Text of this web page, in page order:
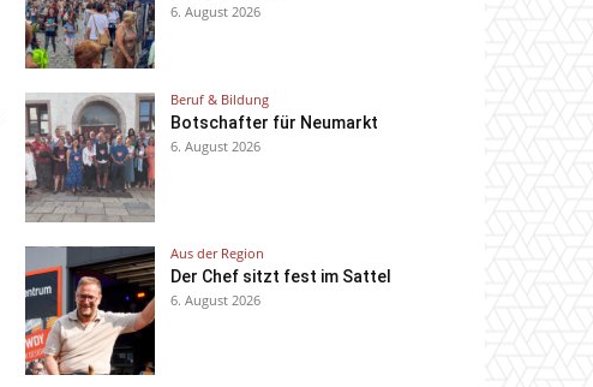
6. August 2026
Beruf & Bildung
Botschafter für Neumarkt
6. August 2026
Aus der Region
Der Chef sitzt fest im Sattel
6. August 2026